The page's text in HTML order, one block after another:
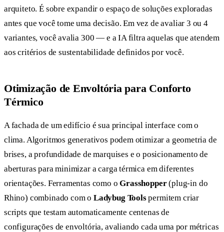
arquiteto. É sobre expandir o espaço de soluções exploradas
antes que você tome uma decisão. Em vez de avaliar 3 ou 4
variantes, você avalia 300 — e a IA filtra aquelas que atendem
aos critérios de sustentabilidade definidos por você.
Otimização de Envoltória para Conforto
Térmico
A fachada de um edifício é sua principal interface com o
clima. Algoritmos generativos podem otimizar a geometria de
brises, a profundidade de marquises e o posicionamento de
aberturas para minimizar a carga térmica em diferentes
orientações. Ferramentas como oGrasshopper(plug-in do
Rhino) combinado com o Ladybug Toolspermitem criar
scripts que testam automaticamente centenas de
configurações de envoltória, avaliando cada uma por métricas